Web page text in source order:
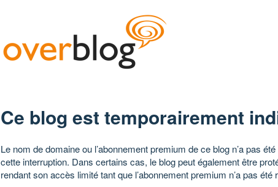
Ce blog est temporairement
Le nom de domaine ou l’abonnement premium de ce blog n’a pas
cette interruption. Dans certains cas, le blog peut également être
rendant son accès limité tant que l’abonnement premium n’a pas été